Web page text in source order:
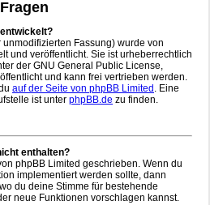
unmodifizierten Fassung) wurde von
und veröffentlicht. Sie ist urheberrechtlich
der GNU General Public License,
und kann frei vertrieben werden.
auf der Seite von phpBB Limited . Eine
ist unter phpBB.de zu finden.
enthalten?
phpBB Limited geschrieben. Wenn du
implementiert werden sollte, dann
du deine Stimme für bestehende
neue Funktionen vorschlagen kannst.